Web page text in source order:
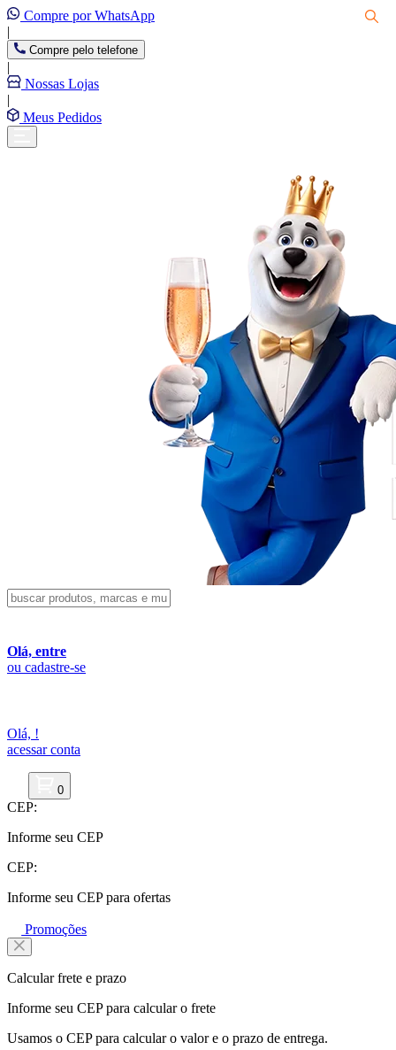
Compre por WhatsApp
|
Compre pelo telefone
|
Nossas Lojas
|
Meus Pedidos
Olá, entre
ou cadastre-se
Olá, !
acessar conta
0
CEP:
Informe seu CEP
CEP:
Informe seu CEP para ofertas
Promoções
Calcular frete e prazo
Informe seu CEP para calcular o frete
Usamos o CEP para calcular o valor e o prazo de entrega.